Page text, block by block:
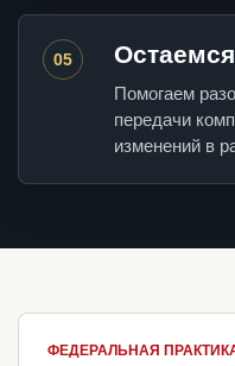
05
Помогаем
передачи
изменений в
ФЕДЕРАЛЬНАЯ